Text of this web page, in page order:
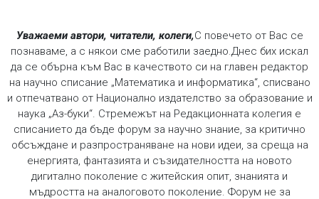
Уважаеми автори, читатели, колеги,С повечето от Вас се
познаваме, а с някои сме работили заедно.Днес бих искал
да се обърна към Вас в качеството си на главен редактор
на научно списание „Математика и информатика“, списвано
и отпечатвано от Национално издателство за образование и
наука „Аз-буки“. Стремежът на Редакционната колегия е
списанието да бъде форум за научно знание, за критично
обсъждане и разпространяване на нови идеи, за среща на
енергията, фантазията и съзидателността на новото
дигитално поколение с житейския опит, знанията и
мъдростта на аналоговото поколение. Форум не за